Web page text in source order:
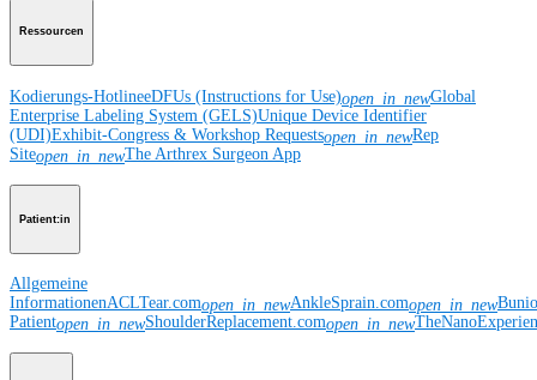
Ressourcen
Kodierungs-HotlineeDFUs (Instructions for Use)open_in_newGlobal
Enterprise Labeling System (GELS)Unique Device Identifier
(UDI)Exhibit-Congress & Workshop Requestsopen_in_newRep
Siteopen_in_newThe Arthrex Surgeon App
Patient:in
Allgemeine
InformationenACLTear.comopen_in_newAnkleSprain.comopen_in_new
Patientopen_in_newShoulderReplacement.comopen_in_new